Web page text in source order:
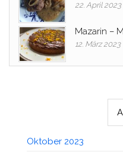
22. April 2023
Mazarin –
12. März 2023
Oktober 2023